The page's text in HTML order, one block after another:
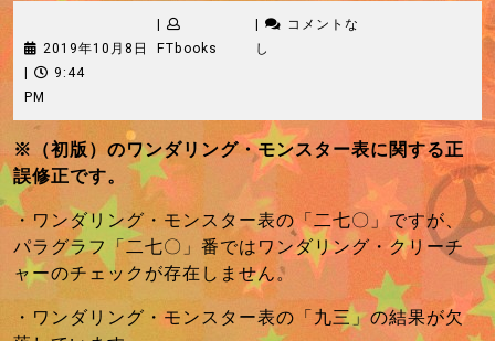
2019年10月8日
2019
月
8
日
|
FTbooks FTbooks
|
コメントな
し
|
9:44
PM
※（初版）のワンダリング・モンスター表に関する正
誤修正です。
・ワンダリング・モンスター表の「二七〇」ですが、
パラグラフ「二七〇」番ではワンダリング・クリーチ
ャーのチェックが存在しません。
・ワンダリング・モンスター表の「九三」の結果が欠